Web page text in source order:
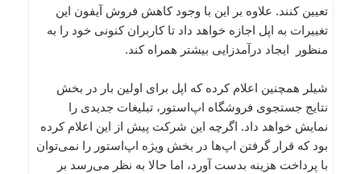
تعیین کنند. علاوه بر این با وجود کاهش فروش آیفون این
تغییرات به اپل اجازه خواهد داد تا کاربران کنونی خود را به
منظور ایجاد درآمدزایی بیشتر همراه کند.
شیلر همچنین اعلام کرده که اپل برای اولین بار در بخش
نتایج جستجوی فروشگاه اپ‌استور، تبلیغات جدیدی را
نمایش خواهد داد. اگرچه این شرکت پیش از این اعلام کرده
بود که قرار گرفتن اپ‌ها در بخش ویژه اپ‌استور را نمی‌توان
با پرداخت هزینه بدست آورد، اما حالا به نظر می‌رسد بر